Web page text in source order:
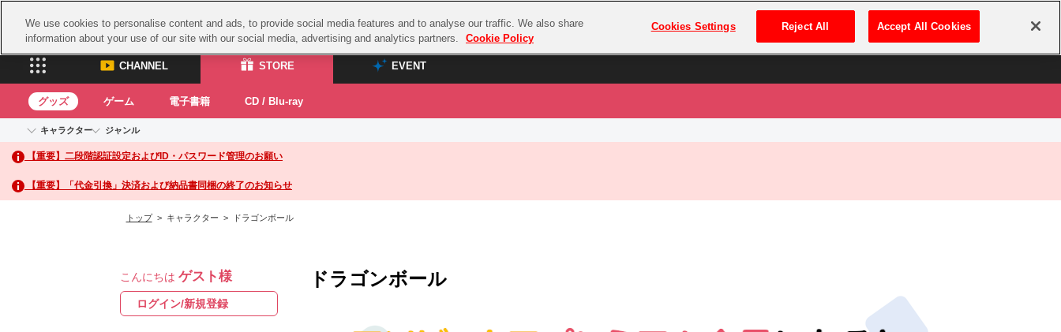
プレミアム会員とは ログイン・新規登録
CHANNEL STORE EVENT
CHANNEL
ASOBI CHANNEL TOP
STORE
ASOBI STORE TOP
グッズ
CD / Blu-ray
EVENT
ASOBI STAGE
グッズ ゲーム 電子書籍 CD / Blu-ray
キャラクター
アイドルマスターシリーズ
アイドルマスター
アイドルマスター シンデレラガールズ
アイドルマスター ミリオンライブ！
プロジェクトアイマス ヴイアライヴ
テイルズ オブ シリーズ
スサノオマジック
ドラゴンボール
ラブライブ！サンシャイン‼
ジャンル
イベントグッズ
トイ・ホビー
【重要】二段階認証設定およびID・パスワード管理のお願い
【重要】「代金引換」決済および納品書同梱の終了のお知らせ
トップ> キャラクター > ドラゴンボール
こんにちは ゲスト様
ログイン/新規登録
ドラゴンボール
We use cookies to personalise content and ads, to provide social media features and to analyse our traffic. We also share
information about your use of our site with our social media, advertising and analytics partners.
Cookie Policy
Cookies Settings Reject All Accept All Cookies